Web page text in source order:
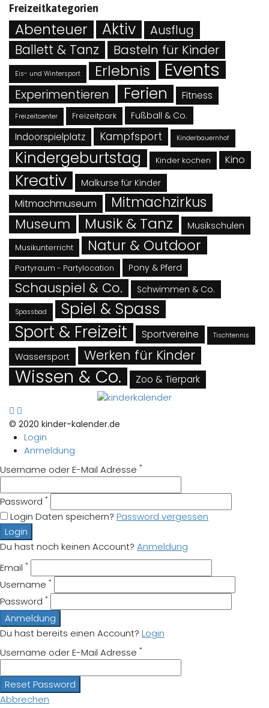
Freizeitkategorien
Abenteuer Aktiv Ausflug
Ballett & Tanz Basteln für Kinder
Eis- und Wintersport Erlebnis Events
Experimentieren Ferien Fitness
Freizeitcenter Freizeitpark Fußball & Co.
Indoorspielplatz Kampfsport Kinderbauernhof
Kindergeburtstag Kinder kochen Kino
Kreativ Malkurse für Kinder
Mitmachmuseum Mitmachzirkus
Museum Musik & Tanz Musikschulen
Musikunterricht Natur & Outdoor
Partyraum - Partylocation Pony & Pferd
Schauspiel & Co. Schwimmen & Co.
Spassbad Spiel & Spass
Sport & Freizeit Sportvereine Tischtennis
Wassersport Werken für Kinder
Wissen & Co. Zoo & Tierpark
© 2020 kinder-kalender.de
Login
Anmeldung
Username oder E-Mail Adresse *
Password *
Login Daten speichern? Password vergessen
Login
Du hast noch keinen Account? Anmeldung
Email *
Username *
Password *
Anmeldung
Du hast bereits einen Account? Login
Username oder E-Mail Adresse *
Reset Password
Abbrechen